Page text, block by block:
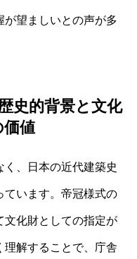
が望ましいとの声が多
史的背景と文化
価値
く、日本の近代建築史
ています。帝冠様式の
文化財としての指定が
理解することで、庁舎